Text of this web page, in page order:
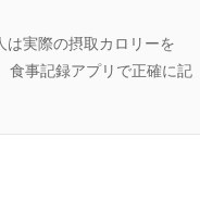
は実際の摂取カロリーを
食事記録アプリで正確に記